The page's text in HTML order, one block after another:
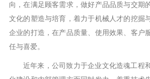
向，在满足顾客需求，做好产品品质与交期
文化的塑造与培育，着力于机械人才的挖掘
企业的打造，在产品质量、使用效果、客户
任与喜爱。
近年来，公司致力于企业文化造魂工程